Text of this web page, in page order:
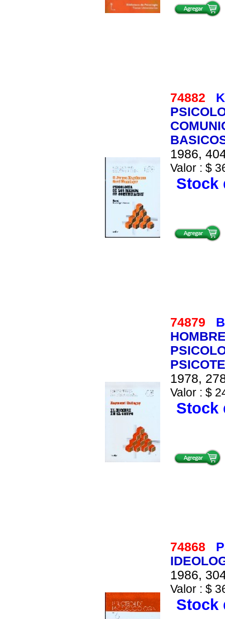
74882
1986,
Valor : $
Stock
74879
1978,
Valor : $
Stock
74868
1986,
Valor : $
Stock